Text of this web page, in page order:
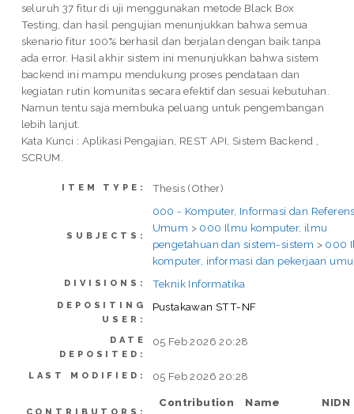
seluruh 37 fitur di uji menggunakan metode Black Box
Testing, dan hasil pengujian menunjukkan bahwa semua
skenario fitur 100% berhasil dan berjalan dengan baik tanpa
ada error. Hasil akhir sistem ini menunjukkan bahwa sistem
backend ini mampu mendukung proses pendataan dan
kegiatan rutin komunitas secara efektif dan sesuai kebutuhan.
Namun tentu saja membuka peluang untuk pengembangan
lebih lanjut.
Kata Kunci : Aplikasi Pengajian, REST API, Sistem Backend ,
SCRUM.
ITEM TYPE: Thesis (Other)
SUBJECTS:
000 - Komputer, Informasi dan
Umum > 000 Ilmu komputer, ilmu
pengetahuan dan sistem-sistem > 000
komputer, informasi dan pekerjaan
DIVISIONS: Teknik Informatika
DEPOSITING
USER:
Pustakawan STT-NF
DATE
DEPOSITED:
05 Feb 2026 20:28
LAST MODIFIED: 05 Feb 2026 20:28
Contribution Name NIDN